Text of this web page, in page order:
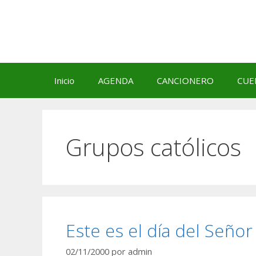
Inicio AGENDA CANCIONERO
Grupos católicos
Este es el día del Señor
02/11/2000 por admin